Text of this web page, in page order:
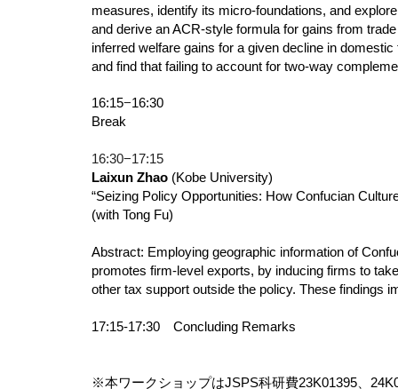
measures, identify its micro-foundations, and
and derive an ACR-style formula for gains from
inferred welfare gains for a given decline in
and find that failing to account for two-way
16:15−16:30
Break
16:30−17:15
Laixun Zhao(Kobe University)
“Seizing Policy Opportunities: How Confucian
(with Tong Fu)
Abstract: Employing geographic information of
promotes firm-level exports, by inducing firms to
other tax support outside the policy. These findings
17:15-17:30 Concluding Remarks
※本ワークショップはJSPS科研費23K01395、